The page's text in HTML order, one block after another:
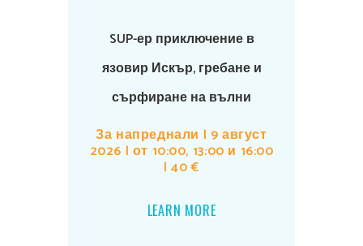
SUP-ер приключение в
язовир Искър, гребане и
сърфиране на вълни
За напреднали | 9 август
2026 | от 10:00, 13:00 и 16:00
| 40 €
LEARN MORE